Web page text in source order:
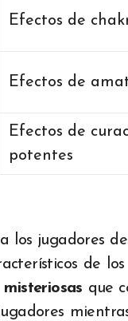
Efectos de
Efectos de
Efectos de
potentes
los jugadores
de los
que